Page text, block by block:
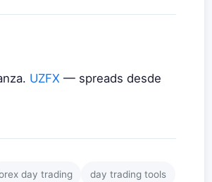
UZFX — spreads desde
day trading day trading tools